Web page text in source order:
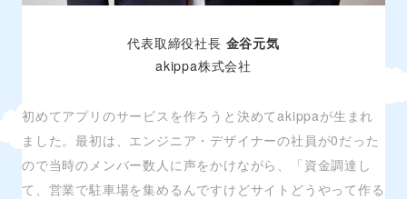
代表取締役社長 金谷元気
akippa株式会社
初めてアプリのサービスを作ろうと決めてakippaが生まれ
ました。最初は、エンジニア・デザイナーの社員が0だった
ので当時のメンバー数人に声をかけながら、「資金調達し
て、営業で駐車場を集めるんですけどサイトどうやって作る